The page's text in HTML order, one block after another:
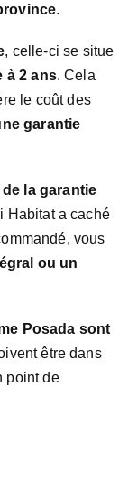
.
, celle-ci se situe
à 2 ans. Cela
le coût des
garantie
la garantie
Habitat a caché
vous
ou un
Posada sont
être dans
point de